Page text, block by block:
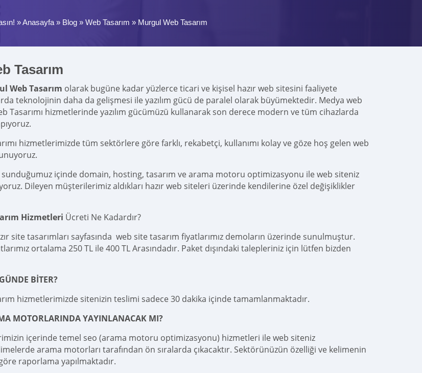
»Anasayfa » Blog » Web Tasarım » Murgul Web Tasarım
Tasarım
Web Tasarım olarak bugüne kadar yüzlerce ticari ve kişisel hazır web sitesini faaliyete
teknolojinin daha da gelişmesi ile yazılım gücü de paralel olarak büyümektedir. Medya web
Tasarımı hizmetlerinde yazılım gücümüzü kullanarak son derece modern ve tüm cihazlarda
hizmetlerimizde tüm sektörlere göre farklı, rekabetçi, kullanımı kolay ve göze hoş gelen web
içinde domain, hosting, tasarım ve arama motoru optimizasyonu ile web siteniz
Dileyen müşterilerimiz aldıkları hazır web siteleri üzerinde kendilerine özel değişiklikler
Hizmetleri Ücreti Ne Kadardır?
site tasarımları sayfasında web site tasarım fiyatlarımız demoların üzerinde sunulmuştur.
ortalama 250 TL ile 400 TL Arasındadır. Paket dışındaki talepleriniz için lütfen bizden
BİTER?
hizmetlerimizde sitenizin teslimi sadece 30 dakika içinde tamamlanmaktadır.
MOTORLARINDA YAYINLANACAK MI?
içerinde temel seo (arama motoru optimizasyonu) hizmetleri ile web siteniz
arama motorları tarafından ön sıralarda çıkacaktır. Sektörünüzün özelliği ve kelimenin
raporlama yapılmaktadır.